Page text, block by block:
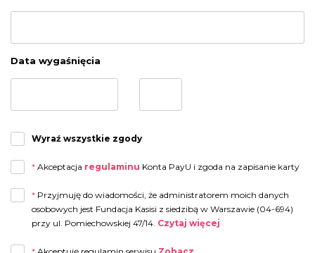
Data wygaśnięcia
Wyraź wszystkie zgody
* Akceptacja regulaminu Konta PayU i zgoda na zapisanie karty
* Przyjmuję do wiadomości, że administratorem moich danych
osobowych jest Fundacja Kasisi z siedzibą w Warszawie (04-694)
przy ul. Pomiechowskiej 47/14. Czytaj więcej
Przyjmuję do wiadomości, że administratorem moich danych osobowych jest